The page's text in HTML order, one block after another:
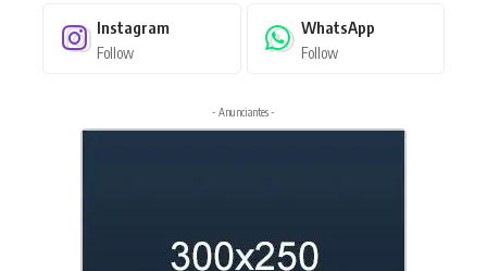
Instagram
Follow
WhatsApp
Follow
- Anunciantes -